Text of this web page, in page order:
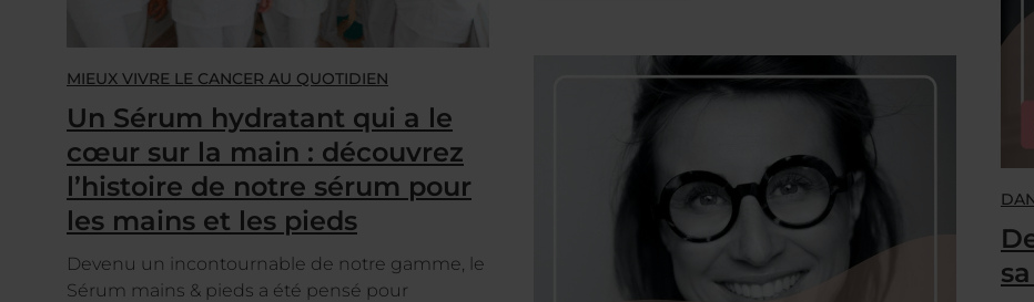
MIEUX VIVRE LE CANCER AU QUOTIDIEN
Un Sérum hydratant qui a le
cœur sur la main : découvrez
l’histoire de notre sérum pour
les mains et les pieds
Devenu un incontournable de notre gamme, le
Sérum mains & pieds a été pensé pour